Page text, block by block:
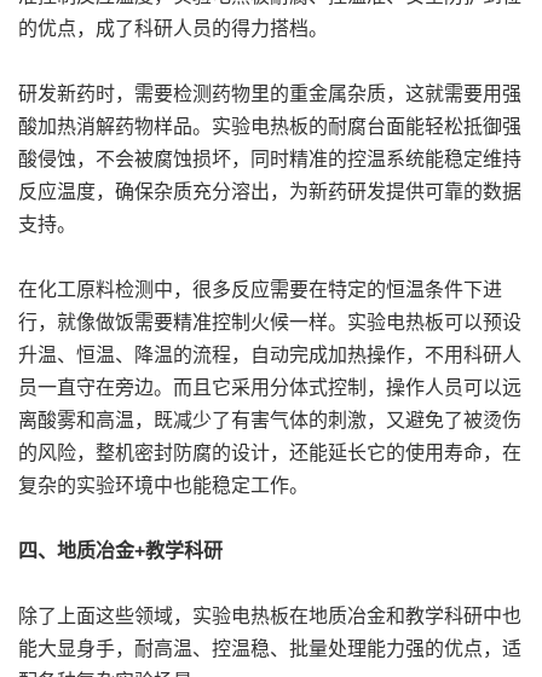
的优点，成了科研人员的得力搭档。
研发新药时，需要检测药物里的重金属杂质，这就需要用强
酸加热消解药物样品。实验电热板的耐腐台面能轻松抵御强
酸侵蚀，不会被腐蚀损坏，同时精准的控温系统能稳定维持
反应温度，确保杂质充分溶出，为新药研发提供可靠的数据
支持。
在化工原料检测中，很多反应需要在特定的恒温条件下进
行，就像做饭需要精准控制火候一样。实验电热板可以预设
升温、恒温、降温的流程，自动完成加热操作，不用科研人
员一直守在旁边。而且它采用分体式控制，操作人员可以远
离酸雾和高温，既减少了有害气体的刺激，又避免了被烫伤
的风险，整机密封防腐的设计，还能延长它的使用寿命，在
复杂的实验环境中也能稳定工作。
四、地质冶金+教学科研
除了上面这些领域，实验电热板在地质冶金和教学科研中也
能大显身手，耐高温、控温稳、批量处理能力强的优点，适